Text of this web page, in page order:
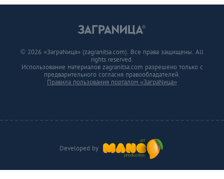
Developed by
© 2026 «ЗаграNица» (zagranitsa.com). Все права защищены. All
rights reserved.
Использование материалов zagranitsa.com разрешено только с
предварительного согласия правообладателей.
Правила пользования порталом «ЗаграNица»